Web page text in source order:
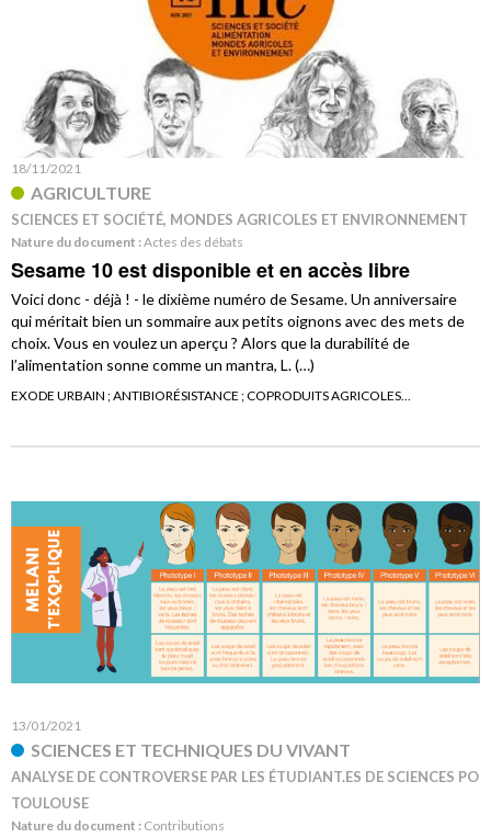
18/11/2021
AGRICULTURE
SCIENCES ET SOCIÉTÉ, MONDES AGRICOLES ET ENVIRONNEMENT
Nature du document :Actes des débats
Sesame 10 est disponible et en accès libre
Voici donc - déjà ! - le dixième numéro de Sesame. Un anniversaire
qui méritait bien un sommaire aux petits oignons avec des mets de
choix. Vous en voulez un aperçu ? Alors que la durabilité de
l’alimentation sonne comme un mantra, L. (…)
EXODE URBAIN ; ANTIBIORÉSISTANCE ; COPRODUITS AGRICOLES...
13/01/2021
SCIENCES ET TECHNIQUES DU VIVANT
ANALYSE DE CONTROVERSE PAR LES ÉTUDIANT.ES DE SCIENCES PO
TOULOUSE
Nature du document : Contributions